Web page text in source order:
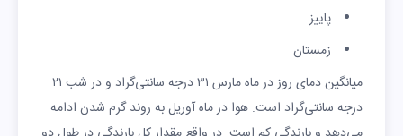
پاییز
زمستان
میانگین دمای روز در ماه مارس ۳۱ درجه سانتی‌گراد و در شب ۲۱
درجه سانتی‌گراد است. هوا در ماه آوریل به روند گرم شدن ادامه